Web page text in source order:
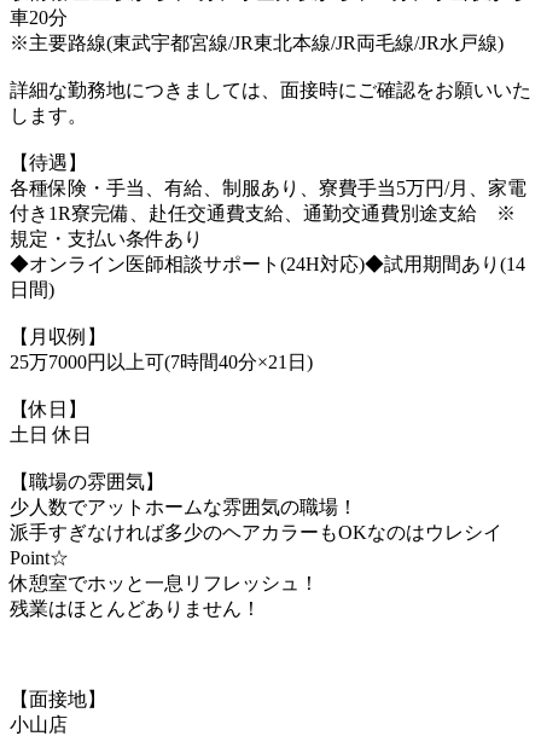
車20分
※主要路線(東武宇都宮線/JR東北本線/JR両毛線/JR水戸線)
詳細な勤務地につきましては、面接時にご確認をお願いいた
します。
【待遇】
各種保険・手当、有給、制服あり、寮費手当5万円/月、家電
付き1R寮完備、赴任交通費支給、通勤交通費別途支給 ※
規定・支払い条件あり
◆オンライン医師相談サポート(24H対応)◆試用期間あり(14
日間)
【月収例】
25万7000円以上可(7時間40分×21日)
【休日】
土日 休日
【職場の雰囲気】
少人数でアットホームな雰囲気の職場！
派手すぎなければ多少のヘアカラーもOKなのはウレシイ
Point☆
休憩室でホッと一息リフレッシュ！
残業はほとんどありません！
【面接地】
小山店